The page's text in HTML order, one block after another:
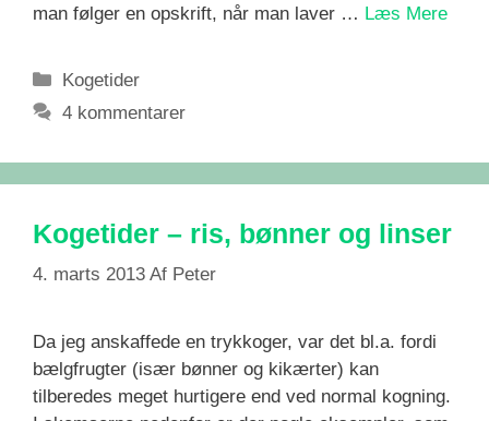
man følger en opskrift, når man laver … Læs Mere
Kategorier
Kogetider
4 kommentarer
Kogetider – ris, bønner og linser
4. marts 2013 Af Peter
Da jeg anskaffede en trykkoger, var det bl.a. fordi
bælgfrugter (især bønner og kikærter) kan
tilberedes meget hurtigere end ved normal kogning.